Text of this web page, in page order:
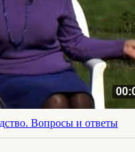
Вопросы и ответы